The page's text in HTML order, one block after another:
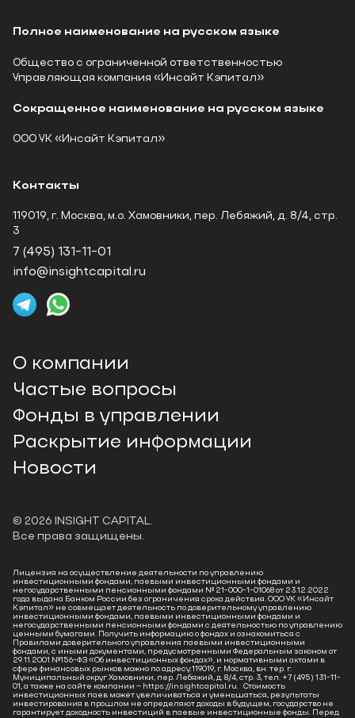
Полное наименование на русском языке
Общество с ограниченной ответственностью
Управляющая компания «Инсайт Кэпитал»
Сокращенное наименование на русском языке
ООО УК «Инсайт Кэпитал»
Контакты
119019, г. Москва, м.о. Хамовники, пер. Лебяжий, д. 8/4, стр.
3
7 (495) 131-11-01
info@insightcapital.ru
О компании
Частые вопросы
Фонды в управлении
Раскрытие информации
Новости
© 2026 INSIGHT CAPITAL.
Все права защищены.
Лицензия на осуществление деятельности по управлению
инвестиционными фондами, паевыми инвестиционными фондами и
негосударственными пенсионными фондами № 21-000-1-01068 от 23.12.2022
года выдана Банком России без ограничения срока действия. ООО УК «Инсайт
Кэпитал» не совмещает деятельность по доверительному управлению
инвестиционными фондами, паевыми инвестиционными фондами и
негосударственными пенсионными фондами с деятельностью по управлению
ценными бумагами. Получить информацию о фондах и ознакомиться с
Правилами доверительного управления паевыми инвестиционными
фондами, с иными документами, предусмотренными Федеральным законом от
29.11.2001 №156-ФЗ «Об инвестиционных фондах», и нормативными актами в
сфере финансовых рынков можно по адресу:119019, г. Москва, вн. тер. г.
Муниципальный округ Хамовники, пер. Лебяжий, д. 8/4, стр. 3, тел. +7 (495) 131-11-
01, а также на сайте компании – https://insightcapital.ru. Стоимость
инвестиционных паев может увеличиваться и уменьшаться, результаты
инвестирования в прошлом не определяют доходы в будущем, государство не
гарантирует доходность инвестиций в паевые инвестиционные фонды. Перед